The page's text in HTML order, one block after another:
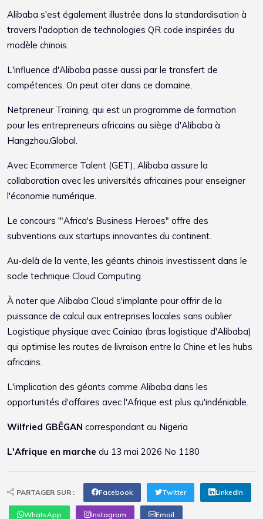
Alibaba s'est également illustrée dans la standardisation à
travers l'adoption de technologies QR code inspirées du
modèle chinois.
L'influence d'Alibaba passe aussi par le transfert de
compétences. On peut citer dans ce domaine,
Netpreneur Training, qui est un programme de formation
pour les entrepreneurs africains au siège d'Alibaba à
Hangzhou.Global.
Avec Ecommerce Talent (GET), Alibaba assure la
collaboration avec les universités africaines pour enseigner
l'économie numérique.
Le concours '"Africa's Business Heroes" offre des
subventions aux startups innovantes du continent.
Au-delà de la vente, les géants chinois investissent dans le
socle technique Cloud Computing.
À noter que Alibaba Cloud s'implante pour offrir de la
puissance de calcul aux entreprises locales sans oublier
Logistique physique avec Cainiao (bras logistique d'Alibaba)
qui optimise les routes de livraison entre la Chine et les hubs
africains.
L'implication des géants comme Alibaba dans les
opportunités d'affaires avec l'Afrique est plus qu'indéniable.
Wilfried GBÊGAN correspondant au Nigeria
L'Afrique en marche du 13 mai 2026 No 1180
PARTAGER SUR : Facebook Twitter LinkedIn
WhatsApp Instagram Email